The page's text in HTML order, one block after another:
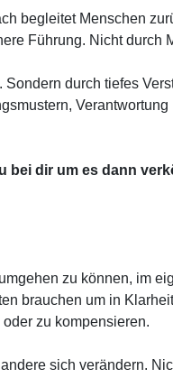
begleitet Menschen
Führung. Nicht durch
durch tiefes
bei dir um es dann
zu können, im
brauchen um in
zu kompensieren.
sich verändern.